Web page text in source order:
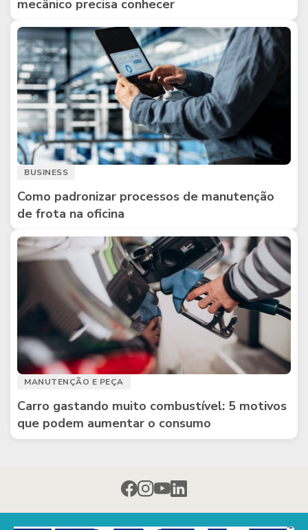
mecânico precisa conhecer
BUSINESS
Como padronizar processos de manutenção
de frota na oficina
MANUTENÇÃO E PEÇA
Carro gastando muito combustível: 5 motivos
que podem aumentar o consumo